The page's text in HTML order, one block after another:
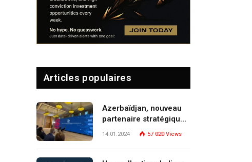
Articles populaires
Azerbaïdjan, nouveau
partenaire stratégique
de l’Union européenne
14.01.2024 57 020 Views